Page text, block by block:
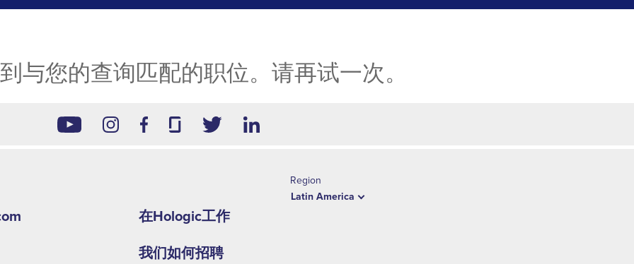
与您的查询匹配的职位。请再试一次。
second
menu
在Hologic工作
我们如何招聘
Region
Latin America